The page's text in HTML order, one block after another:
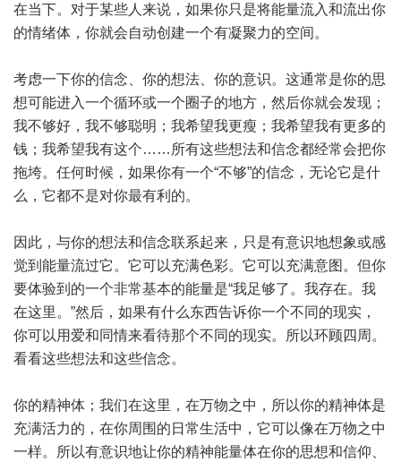
在当下。对于某些人来说，如果你只是将能量流入和流出你
的情绪体，你就会自动创建一个有凝聚力的空间。
考虑一下你的信念、你的想法、你的意识。这通常是你的思
想可能进入一个循环或一个圈子的地方，然后你就会发现；
我不够好，我不够聪明；我希望我更瘦；我希望我有更多的
钱；我希望我有这个……所有这些想法和信念都经常会把你
拖垮。任何时候，如果你有一个“不够”的信念，无论它是什
么，它都不是对你最有利的。
因此，与你的想法和信念联系起来，只是有意识地想象或感
觉到能量流过它。它可以充满色彩。它可以充满意图。但你
要体验到的一个非常基本的能量是“我足够了。我存在。我
在这里。”然后，如果有什么东西告诉你一个不同的现实，
你可以用爱和同情来看待那个不同的现实。所以环顾四周。
看看这些想法和这些信念。
你的精神体；我们在这里，在万物之中，所以你的精神体是
充满活力的，在你周围的日常生活中，它可以像在万物之中
一样。所以有意识地让你的精神能量体在你的思想和信仰、